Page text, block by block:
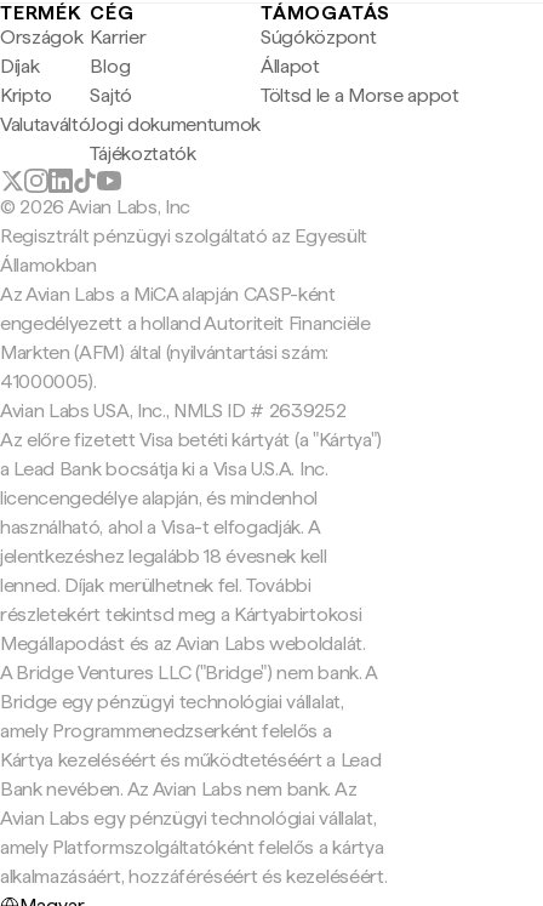
TERMÉK
Országok
Díjak
Kripto
Valutaváltó
CÉG
Karrier
Blog
Sajtó
Jogi dokumentumok
Tájékoztatók
TÁMOGATÁS
Súgóközpont
Állapot
Töltsd le a Morse appot
© 2026 Avian Labs, Inc
Regisztrált pénzügyi szolgáltató az Egyesült
Államokban
Az Avian Labs a MiCA alapján CASP-ként
engedélyezett a holland Autoriteit Financiële
Markten (AFM) által (nyilvántartási szám:
41000005).
Avian Labs USA, Inc., NMLS ID # 2639252
Az előre fizetett Visa betéti kártyát (a "Kártya")
a Lead Bank bocsátja ki a Visa U.S.A. Inc.
licencengedélye alapján, és mindenhol
használható, ahol a Visa-t elfogadják. A
jelentkezéshez legalább 18 évesnek kell
lenned. Díjak merülhetnek fel. További
részletekért tekintsd meg a Kártyabirtokosi
Megállapodást és az Avian Labs weboldalát.
A Bridge Ventures LLC ("Bridge") nem bank. A
Bridge egy pénzügyi technológiai vállalat,
amely Programmenedzserként felelős a
Kártya kezeléséért és működtetéséért a Lead
Bank nevében. Az Avian Labs nem bank. Az
Avian Labs egy pénzügyi technológiai vállalat,
amely Platformszolgáltatóként felelős a kártya
alkalmazásáért, hozzáféréséért és kezeléséért.